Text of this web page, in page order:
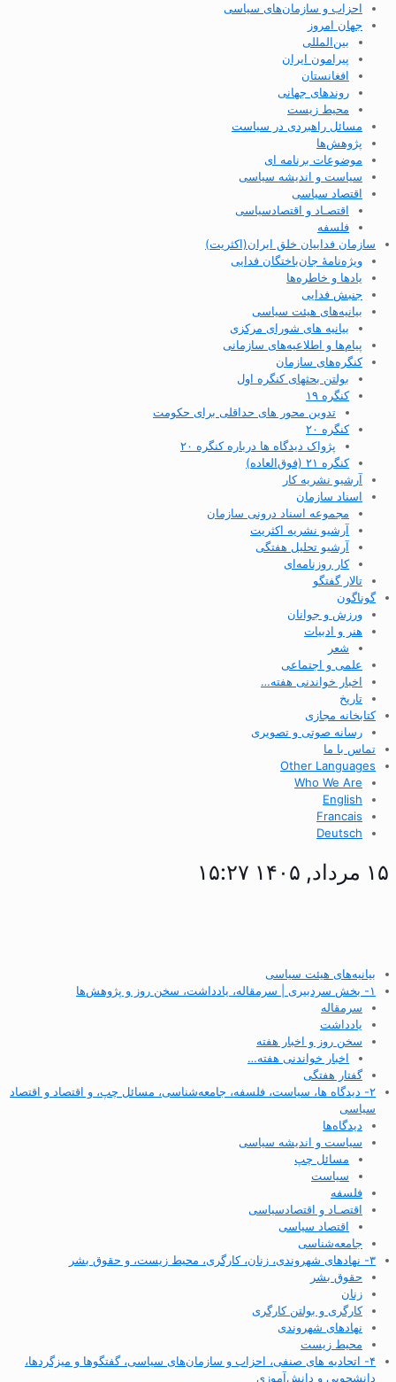
احزاب و سازمان‌های سیاسی
جهان امروز
بین‌المللی
پیرامون ایران
افغانستان
روندهای جهانی
محیط زیست
مسائل راهبردی در سیاست
پژوهش‌ها
موضوعات برنامه ای
سیاست و اندیشه سیاسی
اقتصاد سیاسی
اقتصـاد و اقتصاد‌سیاسی
فلسفه
سازمان فداییان خلق ایران(اکثریت)
ویژه‌نامهٔ جان‌باختگان فدایی
یادها و خاطره‌ها
جنبش فدایی
بیانیه‌های هیئت سیاسی
بیانیه های شورای مرکزی
پیام‌ها و اطلاعیه‌های سازمانی
کنگره‌های سازمان
بولتن بحثهای کنگره اول
کنگره ۱۹
تدوین محور های حداقلی برای حکومت
کنگره ۲۰
پژواک دیدگاه ها درباره کنگره ۲۰
کنگره ۲۱ (فوق‌العاده)
آرشیو نشریه کار
اسناد سازمان
مجموعه اسناد درونی سازمان
آرشیو نشریه اکثریت
آرشیو تحلیل هفتگی
کار روزنامه‌ای
تالار گفتگو
گوناگون
ورزش و جوانان
هنر و ادبیات
شعر
علمی و اجتماعی
اخبار خواندنی هفته…
تاریخ
کتابخانه مجازی
رسانه صوتی و تصویری
تماس با ما
Other Languages
Who We Are
English
Francais
Deutsch
۱۵ مرداد, ۱۴۰۵ ۱۵:۲۷
بیانیه‌های هیئت سیاسی
۱- بخش سردبیری | سرمقاله، یادداشت، سخن روز و پژوهش‌ها
سرمقاله
یادداشت
سخن روز و اخبار هفته
اخبار خواندنی هفته…
گفتار هفتگی
۲- دیدگاه ها، سیاست، فلسفه، جامعه‌شناسی، مسائل چپ، و اقتصاد و اقتصاد
سیاسی
دیدگاه‌ها
سیاست و اندیشه سیاسی
مسائل چپ
سیاست
فلسفه
اقتصـاد و اقتصاد‌سیاسی
اقتصاد سیاسی
جامعه‌شناسی
۳- نهادهای شهروندی، زنان، کارگری، محیط زیست، و حقوق بشر
حقوق بشر
زنان
کارگری و بولتن کارگری
نهادهای شهروندی
محیط زیست
۴- اتحادیه های صنفی، احزاب و سازمان‌های سیاسی، گفتگوها و میزگردها،
دانشجویی و دانش‌آموزی